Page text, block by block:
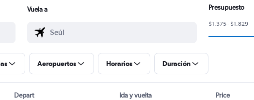
Vuela a Presupuesto
$1.375 - $1.829
Aeropuertos Horarios Duración
Depart Ida y vuelta Price